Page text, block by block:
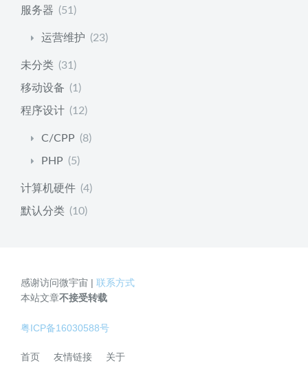
服务器 (51)
运营维护 (23)
未分类 (31)
移动设备 (1)
程序设计 (12)
C/CPP (8)
PHP (5)
计算机硬件 (4)
默认分类 (10)
感谢访问微宇宙 | 联系方式
本站文章不接受转载
粤ICP备16030588号
首页 友情链接 关于